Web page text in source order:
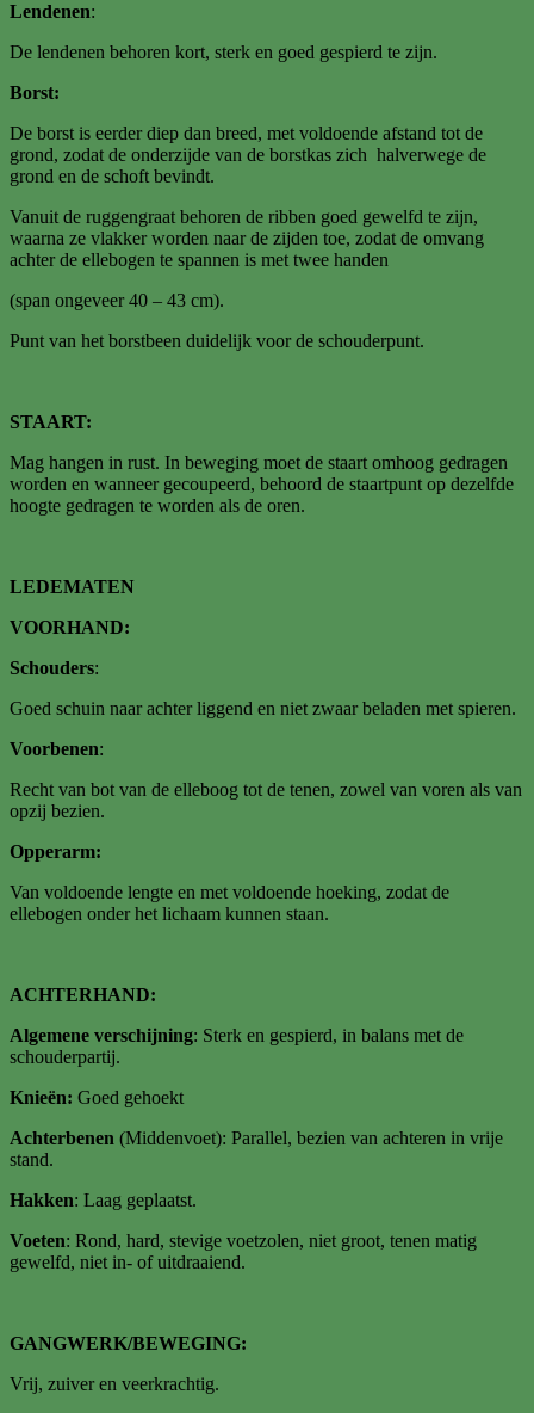
Lendenen:
De lendenen behoren kort, sterk en goed gespierd te zijn.
Borst:
De borst is eerder diep dan breed, met voldoende afstand tot de
grond, zodat de onderzijde van de borstkas zich halverwege de
grond en de schoft bevindt.
Vanuit de ruggengraat behoren de ribben goed gewelfd te zijn,
waarna ze vlakker worden naar de zijden toe, zodat de omvang
achter de ellebogen te spannen is met twee handen
(span ongeveer 40 – 43 cm).
Punt van het borstbeen duidelijk voor de schouderpunt.
STAART:
Mag hangen in rust. In beweging moet de staart omhoog gedragen
worden en wanneer gecoupeerd, behoord de staartpunt op dezelfde
hoogte gedragen te worden als de oren.
LEDEMATEN
VOORHAND:
Schouders:
Goed schuin naar achter liggend en niet zwaar beladen met spieren.
Voorbenen:
Recht van bot van de elleboog tot de tenen, zowel van voren als van
opzij bezien.
Opperarm:
Van voldoende lengte en met voldoende hoeking, zodat de
ellebogen onder het lichaam kunnen staan.
ACHTERHAND:
Algemene verschijning: Sterk en gespierd, in balans met de
schouderpartij.
Knieën: Goed gehoekt
Achterbenen (Middenvoet): Parallel, bezien van achteren in vrije
stand.
Hakken: Laag geplaatst.
Voeten: Rond, hard, stevige voetzolen, niet groot, tenen matig
gewelfd, niet in- of uitdraaiend.
GANGWERK/BEWEGING:
Vrij, zuiver en veerkrachtig.